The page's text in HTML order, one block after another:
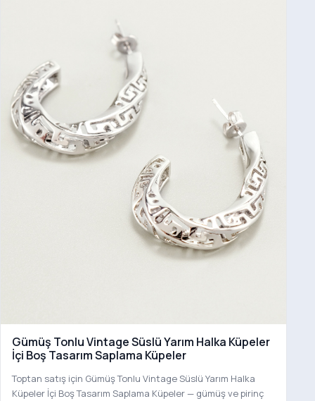
Gümüş Tonlu Vintage Süslü Yarım Halka Küpeler
İçi Boş Tasarım Saplama Küpeler
Toptan satış için Gümüş Tonlu Vintage Süslü Yarım Halka
Küpeler İçi Boş Tasarım Saplama Küpeler — gümüş ve pirinç